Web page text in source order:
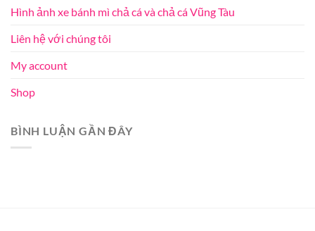
Hình ảnh xe bánh mì chả cá và chả cá Vũng Tàu
Liên hệ với chúng tôi
My account
Shop
BÌNH LUẬN GẦN ĐÂY